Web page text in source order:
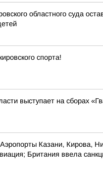
областного суда
спорта!
выступает на сборах
Аэропорты Казани, Кирова,
Британия ввела